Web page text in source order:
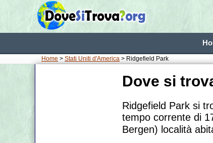
Home > Stati Uniti d'America > Ridgefield Park
Dove si
Ridgefield Park si
tempo corrente di
Bergen) località